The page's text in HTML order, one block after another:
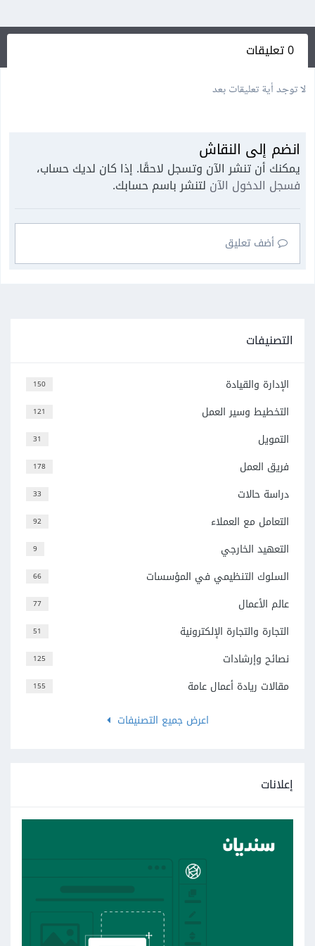
0 تعليقات
لا توجد أية تعليقات بعد
انضم إلى النقاش
يمكنك أن تنشر الآن وتسجل لاحقًا. إذا كان لديك حساب،
فسجل الدخول الآن لتنشر باسم حسابك.
أضف تعليق
التصنيفات
150 الإدارة والقيادة
121 التخطيط وسير العمل
31 التمويل
178 فريق العمل
33 دراسة حالات
92 التعامل مع العملاء
9 التعهيد الخارجي
66 السلوك التنظيمي في المؤسسات
77 عالم الأعمال
51 التجارة والتجارة الإلكترونية
125 نصائح وإرشادات
155
مقالات ريادة أعمال عامة
اعرض جميع التصنيفات
إعلانات